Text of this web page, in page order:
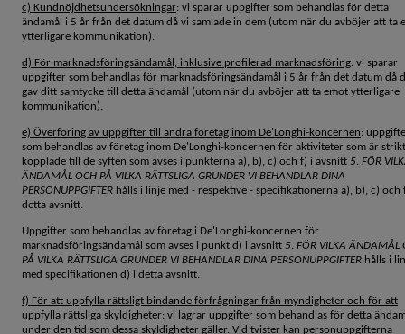
c) Kundnöjdhetsundersökningar: vi sparar uppgifter som behandlas för detta
ändamål i 5 år från det datum då vi samlade in dem (utom när du avböjer att ta
ytterligare kommunikation).
d) För marknadsföringsändamål, inklusive profilerad marknadsföring: vi sparar
uppgifter som behandlas för marknadsföringsändamål i 5 år från det datum då
gav ditt samtycke till detta ändamål (utom när du avböjer att ta emot ytterligare
kommunikation).
e) Överföring av uppgifter till andra företag inom De'Longhi-koncernen:
som behandlas av företag inom De'Longhi-koncernen för aktiviteter som är strikt
kopplade till de syften som avses i punkterna a), b), c) och f) i avsnitt 5. FÖR
ÄNDAMÅL OCH PÅ VILKA RÄTTSLIGA GRUNDER VI BEHANDLAR DINA
PERSONUPPGIFTER hålls i linje med - respektive - specifikationerna a), b), c) och
detta avsnitt.
Uppgifter som behandlas av företag i De'Longhi-koncernen för
marknadsföringsändamål som avses i punkt d) i avsnitt 5. FÖR VILKA ÄNDAMÅL
PÅ VILKA RÄTTSLIGA GRUNDER VI BEHANDLAR DINA PERSONUPPGIFTER hålls i
med specifikationen d) i detta avsnitt.
f) För att uppfylla rättsligt bindande förfrågningar från myndigheter och för att
uppfylla rättsliga skyldigheter: vi lagrar uppgifter som behandlas för detta
under den tid som dessa skyldigheter gäller. Vid tvister kan personuppgifterna